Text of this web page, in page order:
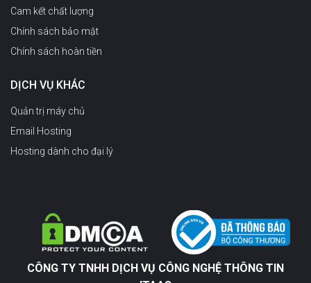
Cam kết chất lượng
Chính sách bảo mật
Chính sách hoàn tiền
DỊCH VỤ KHÁC
Quản trị máy chủ
Email Hosting
Hosting dành cho đại lý
CÔNG TY TNHH DỊCH VỤ CÔNG NGHỆ THÔNG TIN